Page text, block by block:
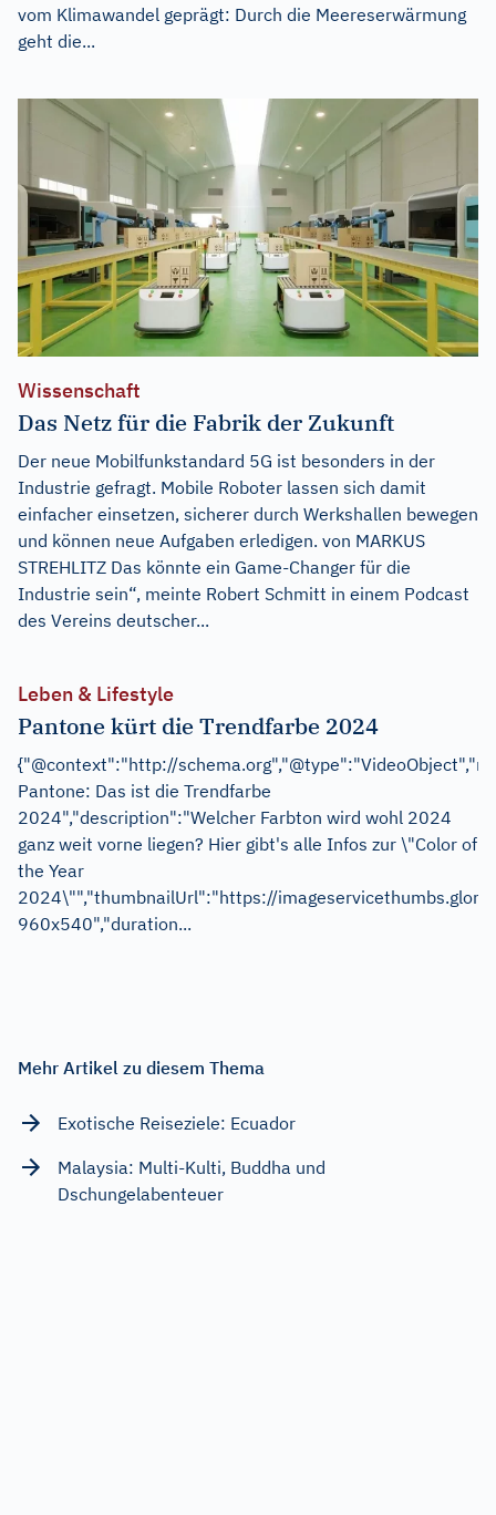
vom Klimawandel geprägt: Durch die Meereserwärmung
geht die...
Wissenschaft
Das Netz für die Fabrik der Zukunft
Der neue Mobilfunkstandard 5G ist besonders in der
Industrie gefragt. Mobile Roboter lassen sich damit
einfacher einsetzen, sicherer durch Werkshallen bewegen
und können neue Aufgaben erledigen. von MARKUS
STREHLITZ Das könnte ein Game-Changer für die
Industrie sein“, meinte Robert Schmitt in einem Podcast
des Vereins deutscher...
Leben & Lifestyle
Pantone kürt die Trendfarbe 2024
{"@context":"http://
Pantone: Das ist die Trendfarbe
2024","description":"Welcher Farbton wird wohl 2024
ganz weit vorne liegen? Hier gibt's alle Infos zur \"Color of
the Year
2024\"","thumbnailUrl":"https://
960x540","duration...
Mehr Artikel zu diesem Thema
Exotische Reiseziele: Ecuador
Malaysia: Multi-Kulti, Buddha und
Dschungelabenteuer